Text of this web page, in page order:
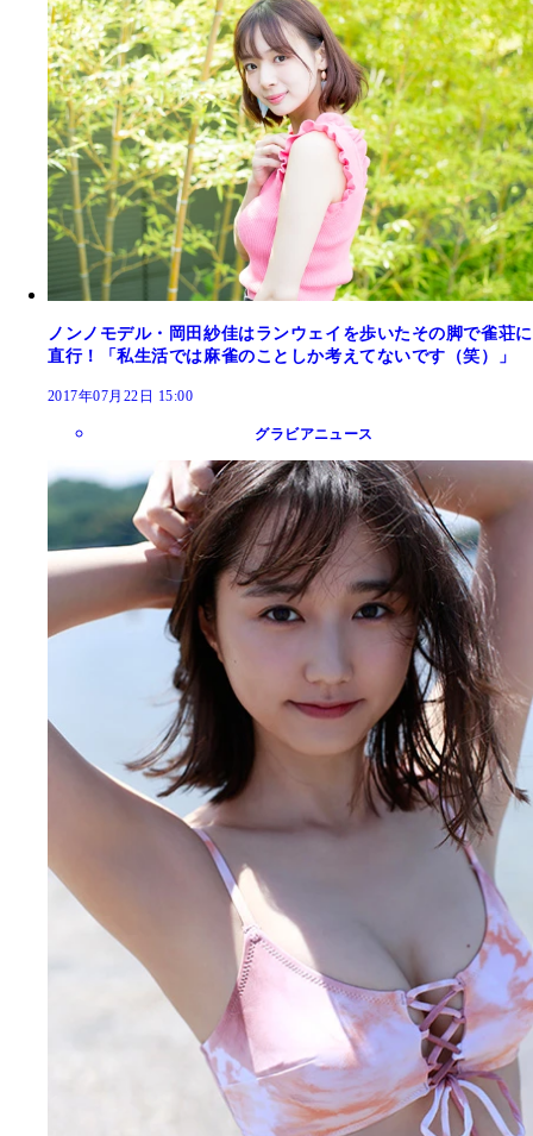
ノンノモデル・岡田紗佳はランウェイを歩いたその脚で雀荘に
直行！「私生活では麻雀のことしか考えてないです（笑）」
2017年07月22日 15:00
グラビアニュース